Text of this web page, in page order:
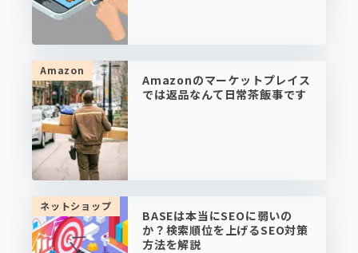
Amazon
Amazonのマーケットプレイス
では返品なんて日常茶飯事です
ネットショップ
BASEは本当にSEOに弱いの
か？検索順位を上げるSEO対策
方法を解説